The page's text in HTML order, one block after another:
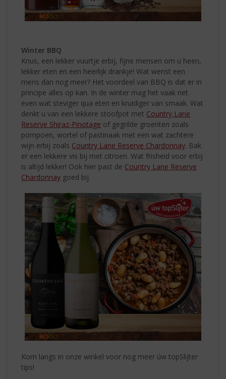
Winter BBQ
Knus, een lekker vuurtje erbij, fijne mensen om u heen,
lekker eten en een heerlijk drankje! Wat wenst een
mens dan nog meer? Het voordeel van BBQ is dat er in
principe alles op kan. In de winter mag het vaak net
even wat steviger qua eten en kruidiger van smaak. Wat
denkt u van een lekkere stoofpot met Country Lane
Reserve Shiraz-Pinotage of gegrilde groenten zoals
pompoen, wortel of pastinaak met een wat zachtere
wijn erbij zoals Country Lane Reserve Chardonnay. Bak
er een lekkere vis bij met citroen. Wat frisheid voor erbij
is altijd lekker! Ook hier past de Country Lane Reserve
Chardonnay goed bij.
Kom langs in onze winkel voor nog meer úw topSlijter
tips!